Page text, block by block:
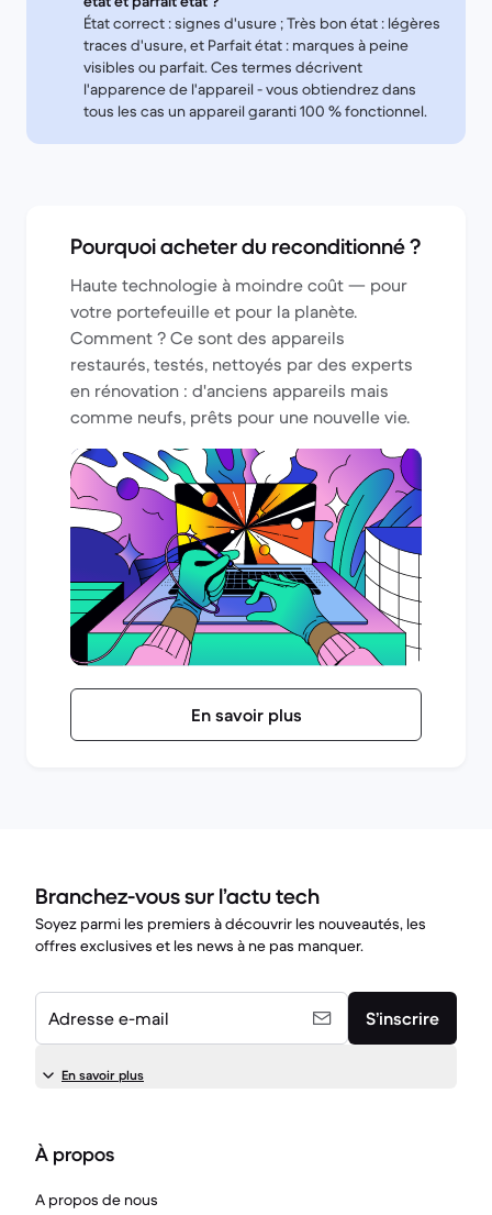
État correct : signes d'usure ; Très bon état : légères
traces d'usure, et Parfait état : marques à peine
visibles ou parfait. Ces termes décrivent
l'apparence de l'appareil - vous obtiendrez dans
tous les cas un appareil garanti 100 % fonctionnel.
Pourquoi acheter du reconditionné ?
Haute technologie à moindre coût — pour
votre portefeuille et pour la planète.
Comment ? Ce sont des appareils
restaurés, testés, nettoyés par des experts
en rénovation : d'anciens appareils mais
comme neufs, prêts pour une nouvelle vie.
En savoir plus
Branchez-vous sur l’actu tech
Soyez parmi les premiers à découvrir les nouveautés, les
offres exclusives et les news à ne pas manquer.
Adresse e-mail S’inscrire
En savoir plus
À propos
A propos de nous